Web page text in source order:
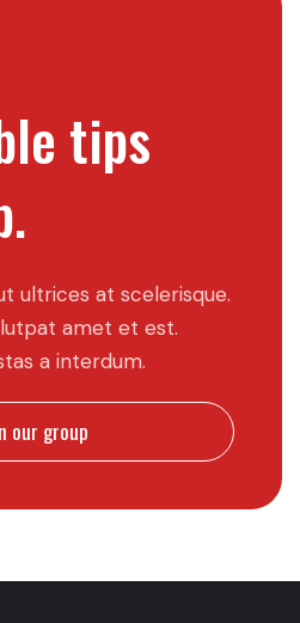
tips
ultrices at scelerisque.
amet et est.
a interdum.
our group